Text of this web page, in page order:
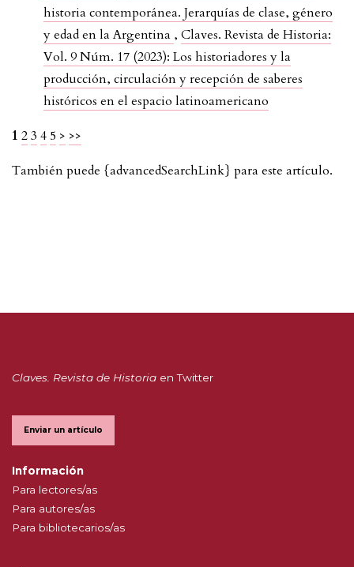
historia contemporánea. Jerarquías de clase, género
y edad en la Argentina , Claves. Revista de Historia:
Vol. 9 Núm. 17 (2023): Los historiadores y la
producción, circulación y recepción de saberes
históricos en el espacio latinoamericano
1 23 4 5 > >>
También puede {advancedSearchLink} para este artículo.
Claves. Revista de Historia en Twitter
Enviar un artículo
Información
Para lectores/as
Para autores/as
Para bibliotecarios/as